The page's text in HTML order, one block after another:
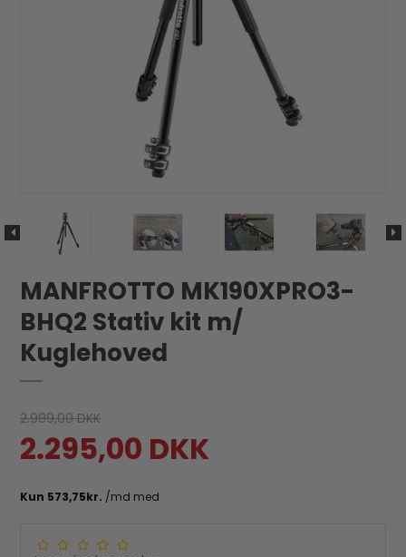
MANFROTTO MK190XPRO3-
BHQ2 Stativ kit m/
Kuglehoved
2.999,00 DKK
2.295,00 DKK